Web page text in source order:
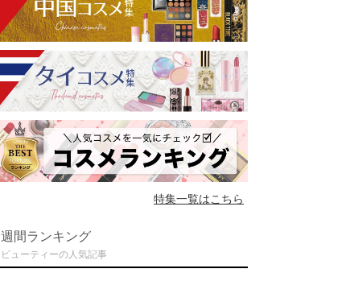
特集一覧はこちら
週間ランキング
ビューティーの人気記事